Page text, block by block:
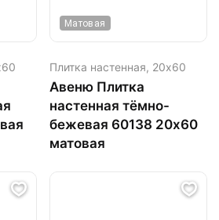
Матовая
Плитка настенная, 20х60
Авеню Плитка
настенная тёмно-
бежевая 60138 20х60
матовая